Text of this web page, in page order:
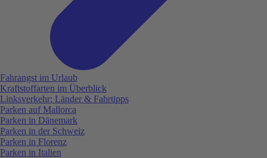
Fahrangst im Urlaub
Kraftstoffarten im Überblick
Linksverkehr: Länder & Fahrtipps
Parken auf Mallorca
Parken in Dänemark
Parken in der Schweiz
Parken in Florenz
Parken in Italien